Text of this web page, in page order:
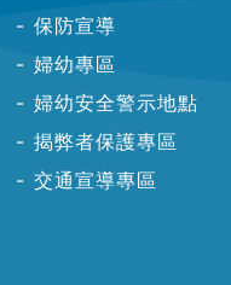
保防宣導
婦幼專區
婦幼安全警示地點
揭弊者保護專區
交通宣導專區